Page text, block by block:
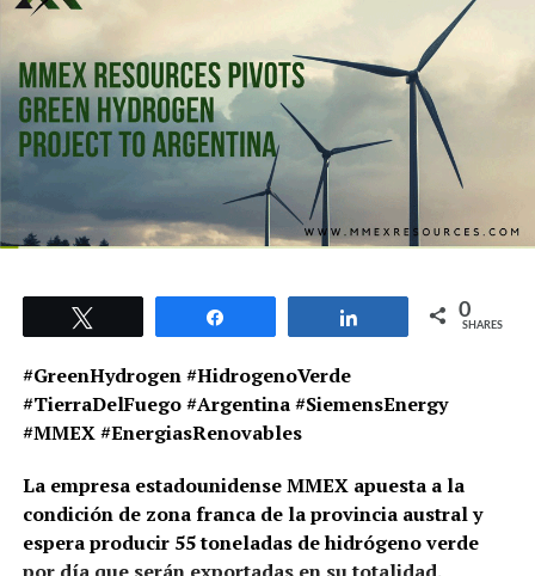
0
SHARES
#GreenHydrogen #HidrogenoVerde
#TierraDelFuego #Argentina #SiemensEnergy
#MMEX #EnergiasRenovables
La empresa estadounidense MMEX apuesta a la
condición de zona franca de la provincia austral y
espera producir 55 toneladas de hidrógeno verde